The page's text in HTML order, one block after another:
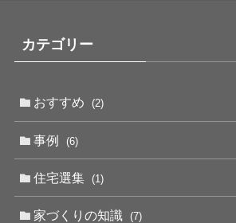
カテゴリー
おすすめ (2)
事例 (6)
住宅選集 (1)
家づくりの知識 (7)